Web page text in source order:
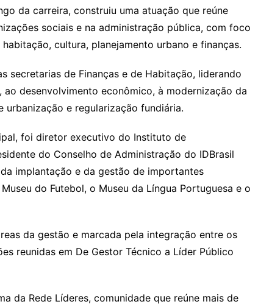
da carreira, construiu uma atuação que reúne
sociais e na administração pública, com foco
cultura, planejamento urbano e finanças.
secretarias de Finanças e de Habitação, liderando
desenvolvimento econômico, à modernização da
e regularização fundiária.
foi diretor executivo do Instituto de
do Conselho de Administração do IDBrasil
implantação e da gestão de importantes
do Futebol, o Museu da Língua Portuguesa e o
da gestão e marcada pela integração entre os
reunidas em De Gestor Técnico a Líder Público
da Rede Líderes, comunidade que reúne mais de